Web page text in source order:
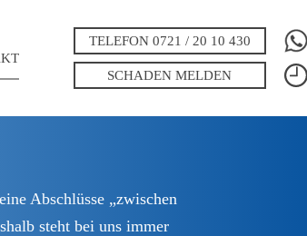
TELEFON 0721 / 20 10 430
SCHADEN MELDEN
Abschlüsse „zwischen
steht bei uns immer